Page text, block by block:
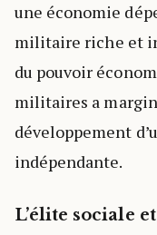
une économie
militaire riche et
du pouvoir
militaires a
développement
indépendante.
L’élite sociale